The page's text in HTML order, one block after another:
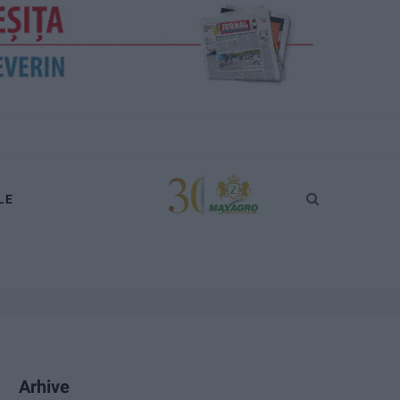
Arhive